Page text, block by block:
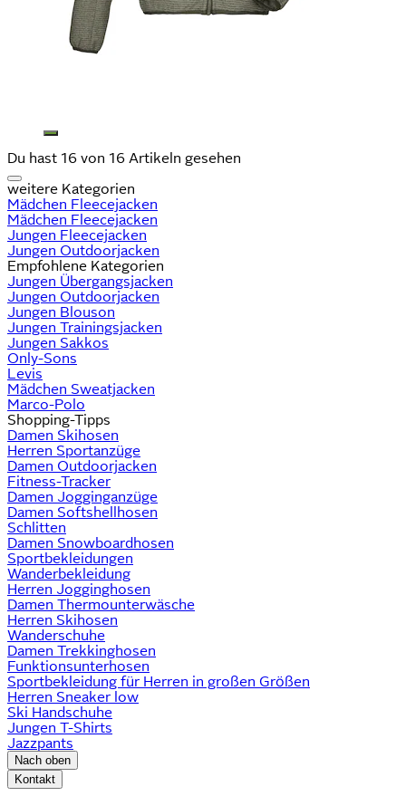
Du hast 16 von 16 Artikeln gesehen
weitere Kategorien
Mädchen Fleecejacken
Mädchen Fleecejacken
Jungen Fleecejacken
Jungen Outdoorjacken
Empfohlene Kategorien
Jungen Übergangsjacken
Jungen Outdoorjacken
Jungen Blouson
Jungen Trainingsjacken
Jungen Sakkos
Only-Sons
Levis
Mädchen Sweatjacken
Marco-Polo
Shopping-Tipps
Damen Skihosen
Herren Sportanzüge
Damen Outdoorjacken
Fitness-Tracker
Damen Jogginganzüge
Damen Softshellhosen
Schlitten
Damen Snowboardhosen
Sportbekleidungen
Wanderbekleidung
Herren Jogginghosen
Damen Thermounterwäsche
Herren Skihosen
Wanderschuhe
Damen Trekkinghosen
Funktionsunterhosen
Sportbekleidung für Herren in großen Größen
Herren Sneaker low
Ski Handschuhe
Jungen T-Shirts
Jazzpants
Nach oben
Kontakt